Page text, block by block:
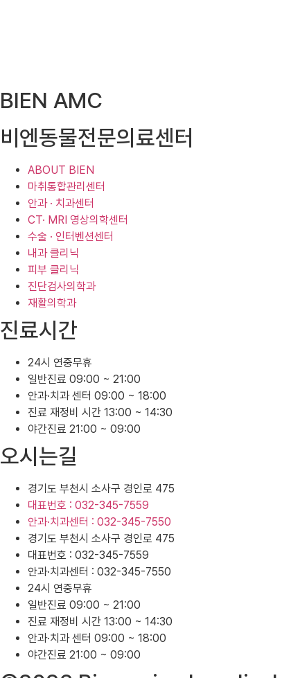
BIEN AMC
비엔동물전문의료센터
ABOUT BIEN
마취통합관리센터
안과 · 치과센터
CT· MRI 영상의학센터
수술 · 인터벤션센터
내과 클리닉
피부 클리닉
진단검사의학과
재활의학과
진료시간
24시 연중무휴
일반진료 09:00 ~ 21:00
안과·치과 센터 09:00 ~ 18:00
진료 재정비 시간 13:00 ~ 14:30
야간진료 21:00 ~ 09:00
오시는길
경기도 부천시 소사구 경인로 475
대표번호 : 032-345-7559
안과·치과센터 : 032-345-7550
경기도 부천시 소사구 경인로 475
대표번호 : 032-345-7559
안과·치과센터 : 032-345-7550
24시 연중무휴
일반진료 09:00 ~ 21:00
진료 재정비 시간 13:00 ~ 14:30
안과·치과 센터 09:00 ~ 18:00
야간진료 21:00 ~ 09:00